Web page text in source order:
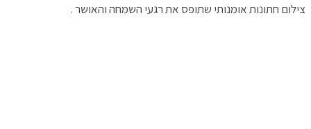
צילום חתונות אומנותי שתופס את רגעי השמחה והאושר .